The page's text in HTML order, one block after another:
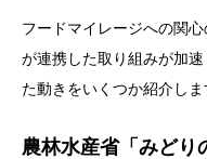
フードマイレージへの関
が連携した取り組みが加
た動きをいくつか紹介しま
農林水産省「みどり